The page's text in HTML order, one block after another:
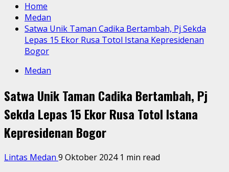
Home
Medan
Satwa Unik Taman Cadika Bertambah, Pj Sekda
Lepas 15 Ekor Rusa Totol Istana Kepresidenan
Bogor
Medan
Satwa Unik Taman Cadika Bertambah, Pj
Sekda Lepas 15 Ekor Rusa Totol Istana
Kepresidenan Bogor
Lintas Medan 9 Oktober 2024 1 min read